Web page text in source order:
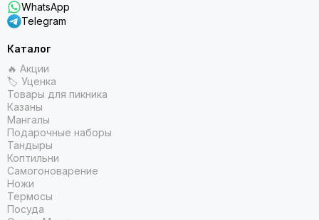
WhatsApp
Telegram
Каталог
🔥 Акции
🏷 Уценка
Товары для пикника
Казаны
Мангалы
Подарочные наборы
Тандыры
Коптильни
Самогоноварение
Ножи
Термосы
Посуда